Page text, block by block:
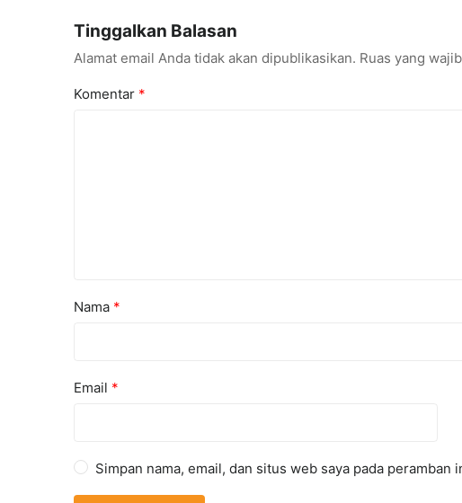
Tinggalkan Balasan
Alamat email Anda tidak akan dipublikasikan. Ruas yang
Komentar *
Nama *
Email *
Simpan nama, email, dan situs web saya pada